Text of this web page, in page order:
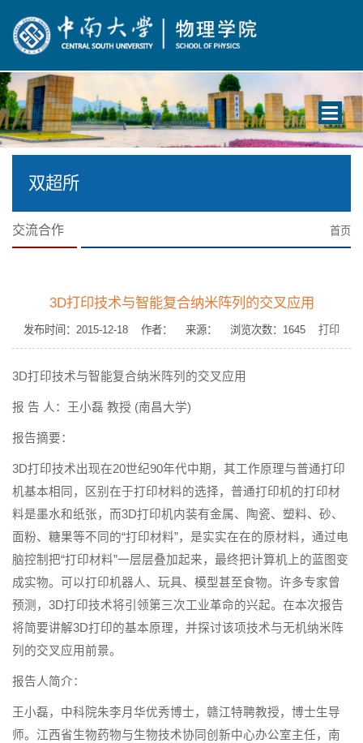
Toggle
双超所
交流合作 首页
3D打印技术与智能复合纳米阵列的交叉应用
发布时间：2015-12-18 作者： 来源： 浏览次数： 1645 打印
3D打印技术与智能复合纳米阵列的交叉应用
报 告 人：王小磊 教授 (南昌大学)
报告摘要：
3D打印技术出现在20世纪90年代中期，其工作原理与普通打印
机基本相同，区别在于打印材料的选择，普通打印机的打印材
料是墨水和纸张，而3D打印机内装有金属、陶瓷、塑料、砂、
面粉、糖果等不同的“打印材料”，是实实在在的原材料，通过电
脑控制把“打印材料”一层层叠加起来，最终把计算机上的蓝图变
成实物。可以打印机器人、玩具、模型甚至食物。许多专家曾
预测，3D打印技术将引领第三次工业革命的兴起。在本次报告
将简要讲解3D打印的基本原理，并探讨该项技术与无机纳米阵
列的交叉应用前景。
报告人简介：
王小磊，中科院朱李月华优秀博士，赣江特聘教授，博士生导
师。江西省生物药物与生物技术协同创新中心办公室主任，南